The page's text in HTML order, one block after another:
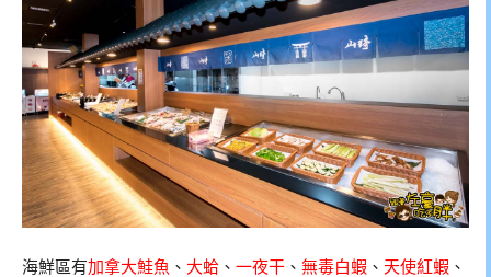
海鮮區有加拿大鮭魚 、 大蛤 、 一夜干 、 無毒白蝦 、 天使紅蝦 、